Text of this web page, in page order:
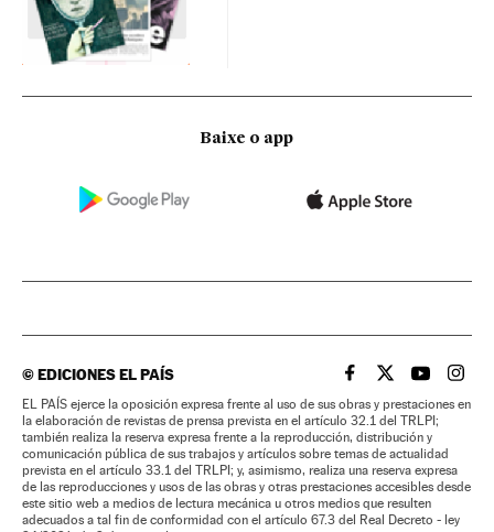
Baixe o app
©EDICIONES EL PAÍS EL PAÍS BRASIL EN
EL PAÍSEL PAÍS
EL
EL PAÍS ejerce la oposición expresa frente al uso de sus obras y prestaciones en
la elaboración de revistas de prensa prevista en el artículo 32.1 del TRLPI;
también realiza la reserva expresa frente a la reproducción, distribución y
comunicación pública de sus trabajos y artículos sobre temas de actualidad
prevista en el artículo 33.1 del TRLPI; y, asimismo, realiza una reserva expresa
de las reproducciones y usos de las obras y otras prestaciones accesibles desde
este sitio web a medios de lectura mecánica u otros medios que resulten
adecuados a tal fin de conformidad con el artículo 67.3 del Real Decreto - ley